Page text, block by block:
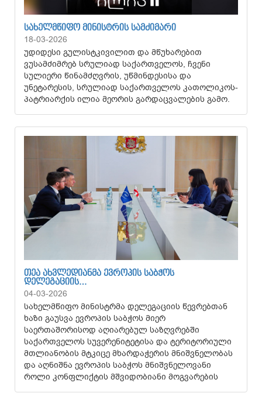
ᲡᲐᲮᲔᲚᲛᲬᲘᲤᲝ ᲛᲘᲜᲘᲡᲢᲠᲘᲡ ᲡᲐᲛᲫᲘᲛᲐᲠᲘ
18-03-2026
უდიდესი გულისტკივილით და მწუხარებით
ვუსამძიმრებ სრულიად საქართველოს, ჩვენი
სულიერი წინამძღვრის, უწმინდესისა და
უნეტარესის, სრულიად საქართველოს კათოლიკოს-
პატრიარქის ილია მეორის გარდაცვალების გამო.
ᲗᲔᲐ ᲐᲮᲕᲚᲔᲓᲘᲐᲜᲛᲐ ᲔᲕᲠᲝᲞᲘᲡ ᲡᲐᲑᲭᲝᲡ
ᲓᲔᲚᲔᲒᲐᲪᲘᲘᲡ…
04-03-2026
სახელმწიფო მინისტრმა დელეგაციის წევრებთან
ხაზი გაუსვა ევროპის საბჭოს მიერ
საერთაშორისოდ აღიარებულ საზღვრებში
საქართველოს სუვერენიტეტისა და ტერიტორიული
მთლიანობის მტკიცე მხარდაჭერის მნიშვნელობას
და აღნიშნა ევროპის საბჭოს მნიშვნელოვანი
როლი კონფლიქტის მშვიდობიანი მოგვარების